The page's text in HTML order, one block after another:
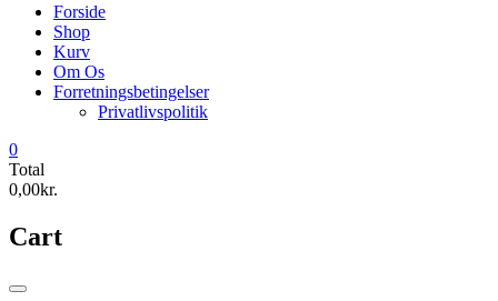
Forside
Shop
Kurv
Om Os
Forretningsbetingelser
Privatlivspolitik
0
Total
0,00kr.
Cart
Catalog